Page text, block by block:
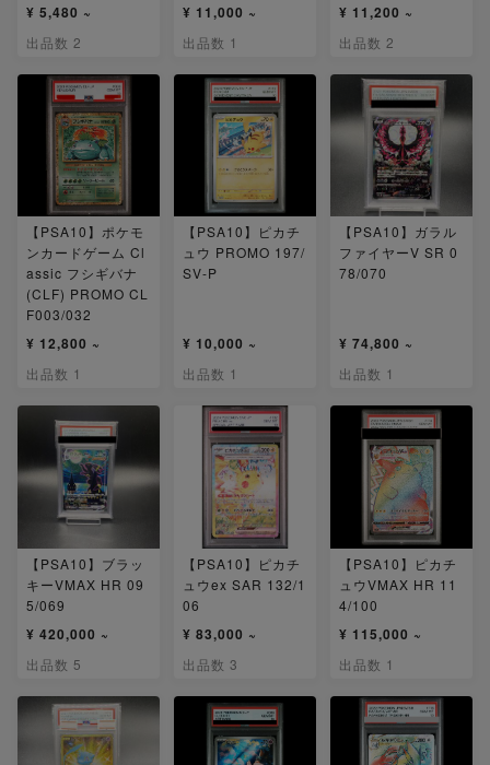
¥ 5,480 ~
出品数 2
¥ 11,000 ~
出品数 1
¥ 11,200 ~
出品数 2
【PSA10】ポケモ
ンカードゲーム Cl
assic フシギバナ
(CLF) PROMO CL
F003/032
¥ 12,800 ~
出品数 1
【PSA10】ピカチ
ュウ PROMO 197/
SV-P
¥ 10,000 ~
出品数 1
【PSA10】ガラル
ファイヤーV SR 0
78/070
¥ 74,800 ~
出品数 1
【PSA10】ブラッ
キーVMAX HR 09
5/069
¥ 420,000 ~
出品数 5
【PSA10】ピカチ
ュウex SAR 132/1
06
¥ 83,000 ~
出品数 3
【PSA10】ピカチ
ュウVMAX HR 11
4/100
¥ 115,000 ~
出品数 1